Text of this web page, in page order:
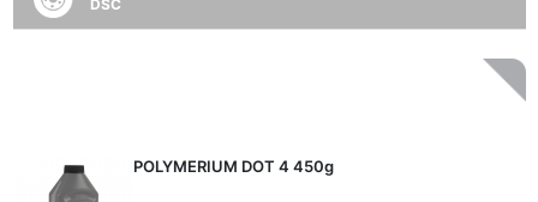
DSC
POLYMERIUM DOT 4 450g